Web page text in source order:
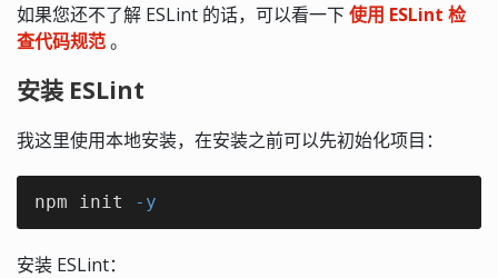
如果您还不了解 ESLint 的话，可以看一下使用 ESLint 检
查代码规范。
安装 ESLint
我这里使用本地安装，在安装之前可以先初始化项目：
npm init -y
安装 ESLint：